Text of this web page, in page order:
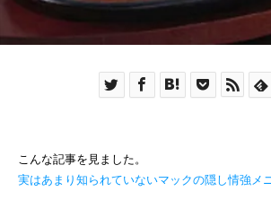
こんな記事を見ました。
実はあまり知られていないマックの隠し情強メ